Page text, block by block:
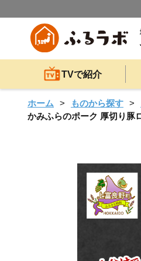
TVで紹介
ホーム ものから探す
かみふらのポーク 厚切り豚